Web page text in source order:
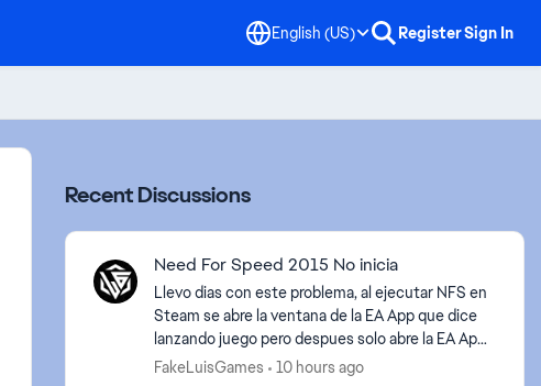
English (US) RegisterSign In
Recent Discussions
Need For Speed 2015 No inicia
Llevo dias con este problema, al ejecutar NFS en
Steam se abre la ventana de la EA App que dice
lanzando juego pero despues solo abre la EA App
y no lanza el juego, intente todo lo que decia los
FakeLuisGames 10 hours ago